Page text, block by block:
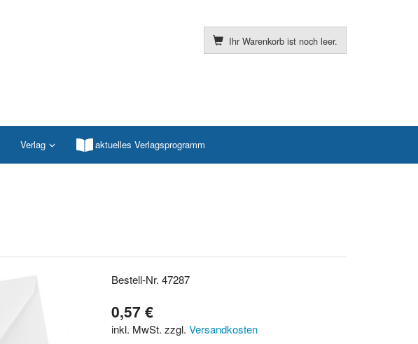
Ihr Warenkorb ist noch leer.
Verlag aktuelles Verlagsprogramm
Bestell-Nr. 47287
0,57 €
inkl. MwSt. zzgl.Versandkosten